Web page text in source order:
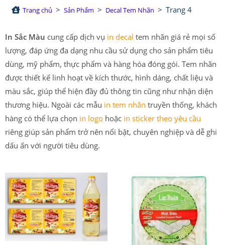
Trang chủ > Sản Phẩm > Decal Tem Nhãn > Trang 4
In Sắc Màu cung cấp dịch vụ in decal tem nhãn giá rẻ mọi số
lượng, đáp ứng đa dạng nhu cầu sử dụng cho sản phẩm tiêu
dùng, mỹ phẩm, thực phẩm và hàng hóa đóng gói. Tem nhãn
được thiết kế linh hoạt về kích thước, hình dáng, chất liệu và
màu sắc, giúp thể hiện đầy đủ thông tin cũng như nhận diện
thương hiệu. Ngoài các mẫu in tem nhãn truyền thống, khách
hàng có thể lựa chọn in logo hoặc in sticker theo yêu cầu
riêng giúp sản phẩm trở nên nổi bật, chuyên nghiệp và dễ ghi
dấu ấn với người tiêu dùng.